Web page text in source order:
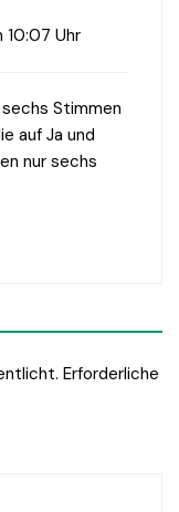
10:07 Uhr
Stimmen
auf Ja und
nur sechs
Erforderliche